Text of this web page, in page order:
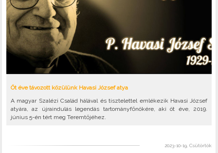
Öt éve távozott közülünk Havasi József atya
A magyar Szalézi Család hálával és tisztelettel emlékezik Havasi József
atyára, az újraindulás legendás tartományfőnökére, aki öt éve, 2019.
június 5-én tért meg Teremtőjéhez.
2023-10-19, Csütörtök